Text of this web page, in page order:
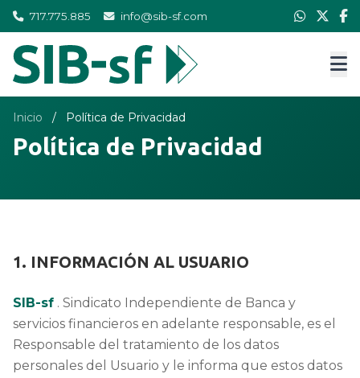
717.775.885 info@sib-sf.com
Inicio / Política de Privacidad
Política de Privacidad
1. INFORMACIÓN AL USUARIO
SIB-sf . Sindicato Independiente de Banca y
servicios financieros en adelante responsable, es el
Responsable del tratamiento de los datos
personales del Usuario y le informa que estos datos